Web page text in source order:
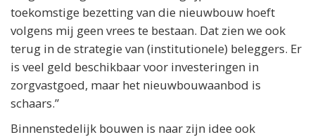
toekomstige bezetting van die nieuwbouw hoeft
volgens mij geen vrees te bestaan. Dat zien we ook
terug in de strategie van (institutionele) beleggers. Er
is veel geld beschikbaar voor investeringen in
zorgvastgoed, maar het nieuwbouwaanbod is
schaars.”
Binnenstedelijk bouwen is naar zijn idee ook